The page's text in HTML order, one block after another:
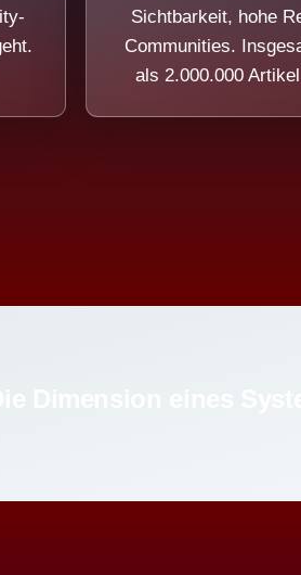
Sichtbarkeit, hohe
Communities.
als 2.000.000